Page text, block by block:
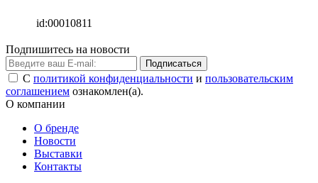
id:00010811
Подпишитесь на новости
Подписаться
С политикой конфиденциальности и пользовательским
соглашением ознакомлен(а).
О компании
О бренде
Новости
Выставки
Контакты